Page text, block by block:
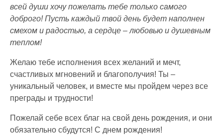
всей души хочу пожелать тебе только самого
доброго! Пусть каждый твой день будет наполнен
смехом и радостью, а сердце – любовью и душевным
теплом!
Желаю тебе исполнения всех желаний и мечт,
счастливых мгновений и благополучия! Ты –
уникальный человек, и вместе мы пройдем через все
преграды и трудности!
Пожелай себе всех благ на свой день рождения, и они
обязательно сбудутся! С днем рождения!